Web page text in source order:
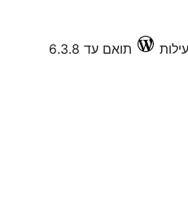
תואם עד 6.3.8